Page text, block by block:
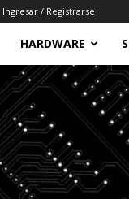
Ingresar / Registrarse
HARDWARE